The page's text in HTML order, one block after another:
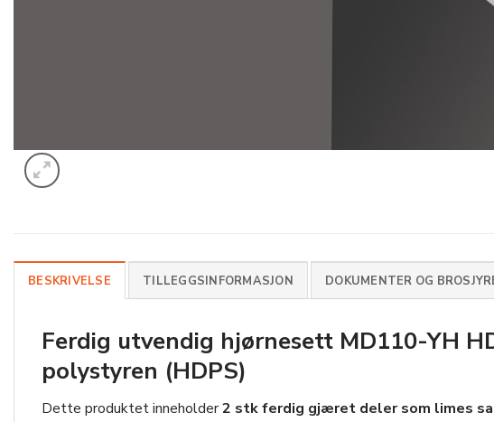
BESKRIVELSE TILLEGGSINFORMASJON DOKUMENTER OG
Ferdig utvendig hjørnesett MD110-YH
polystyren (HDPS)
Dette produktet inneholder2 stk ferdig gjæret deler som limes